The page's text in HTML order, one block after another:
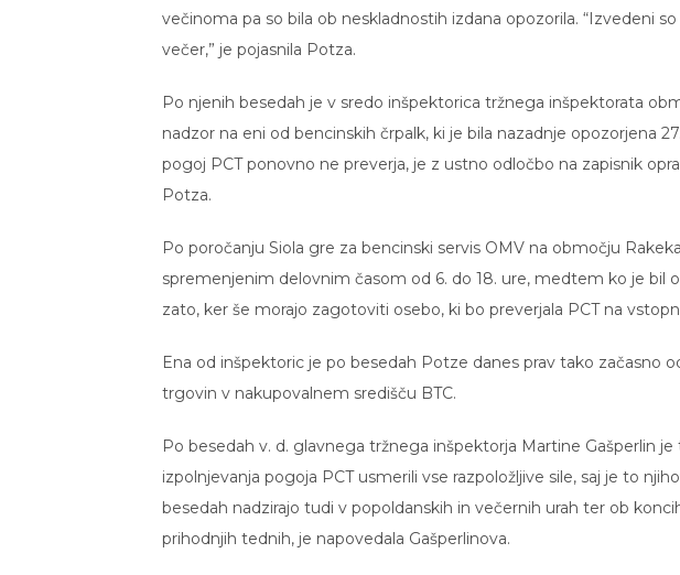
večinoma pa so bila ob neskladnostih izdana opozorila. “Izvedeni
večer,” je pojasnila Potza.
Po njenih besedah je v sredo inšpektorica tržnega inšpektorata
nadzor na eni od bencinskih črpalk, ki je bila nazadnje opozorjena
pogoj PCT ponovno ne preverja, je z ustno odločbo na zapisnik
Potza.
Po poročanju Siola gre za bencinski servis OMV na območju
spremenjenim delovnim časom od 6. do 18. ure, medtem ko je bil
zato, ker še morajo zagotoviti osebo, ki bo preverjala PCT na
Ena od inšpektoric je po besedah Potze danes prav tako začasno
trgovin v nakupovalnem središču BTC.
Po besedah v. d. glavnega tržnega inšpektorja Martine Gašperlin
izpolnjevanja pogoja PCT usmerili vse razpoložljive sile, saj je to
besedah nadzirajo tudi v popoldanskih in večernih urah ter ob
prihodnjih tednih, je napovedala Gašperlinova.